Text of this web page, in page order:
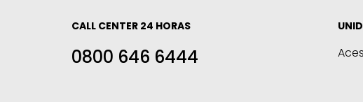
CALL CENTER 24 HORAS
0800 646 6444